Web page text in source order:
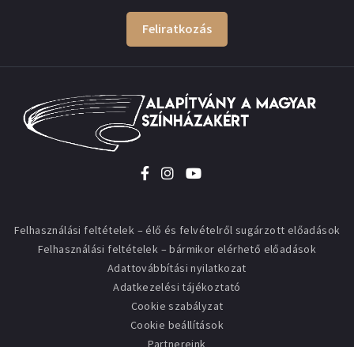
Feliratkozás
Felhasználási feltételek – élő és felvételről sugárzott előadások
Felhasználási feltételek – bármikor elérhető előadások
Adattovábbítási nyilatkozat
Adatkezelési tájékoztató
Cookie szabályzat
Cookie beállítások
Partnereink